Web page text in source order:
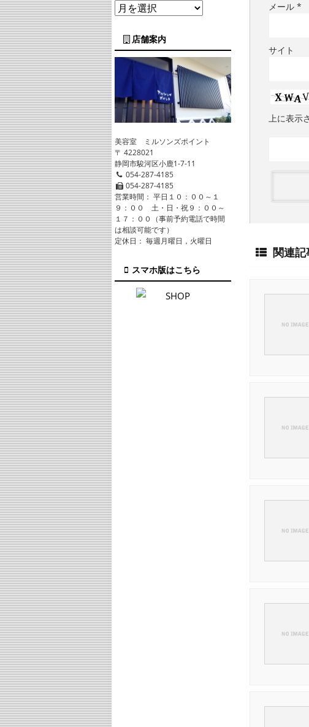
メール *
サイト
上に表示
関連記
店舗案内
美容室 ミルソンズポイント
〒 4228021
静岡市駿河区小鹿1-7-11
054-287-4185
054-287-4185
営業時間： 平日１０：００～１
９：００ 土・日・祝９：００～
１７：００（事前予約電話で時間
は相談可能です）
定休日： 毎週月曜日，火曜日
スマホ版はこちら